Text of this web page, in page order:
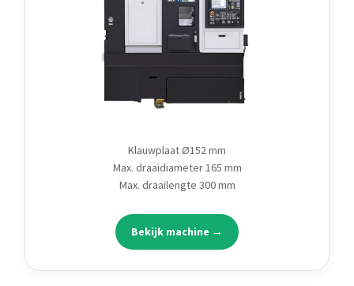
Klauwplaat Ø152 mm
Max. draaidiameter 165 mm
Max. draailengte 300 mm
Bekijk machine →